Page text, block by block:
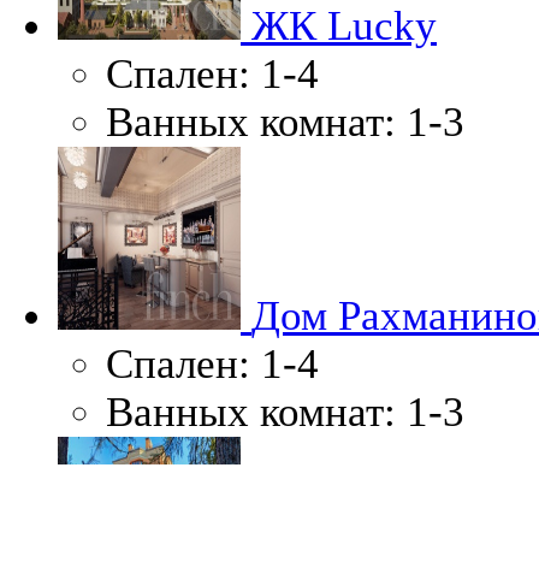
ЖК Lucky
Спален: 1-4
Ванных комнат: 1-3
Дом
Спален: 1-4
Ванных комнат: 1-3